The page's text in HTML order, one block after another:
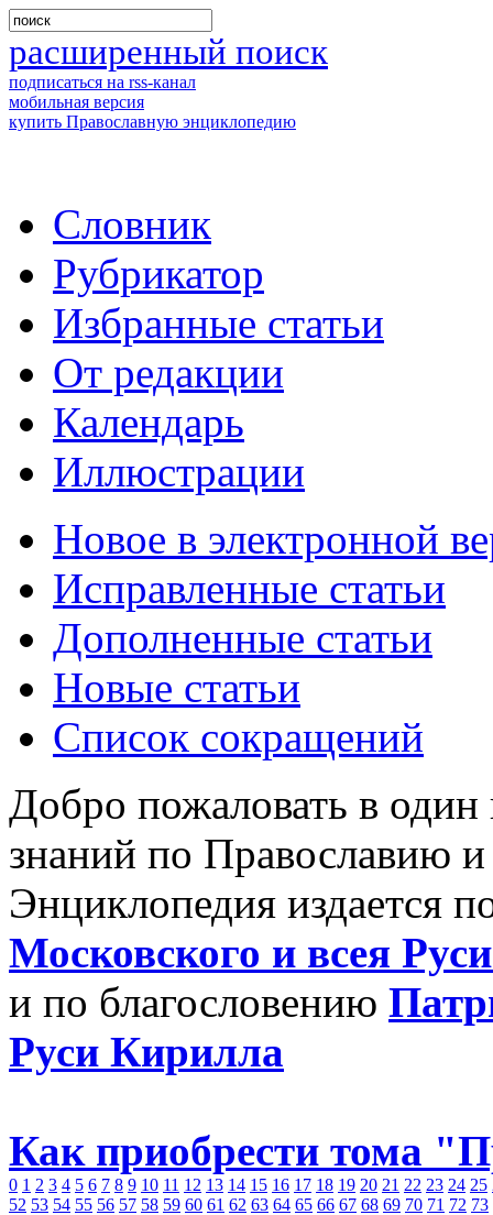
расширенный поиск
подписаться на rss-канал
мобильная версия
купить Православную энциклопедию
Словник
Рубрикатор
Избранные статьи
От редакции
Календарь
Иллюстрации
Новое в электронной
Исправленные статьи
Дополненные статьи
Новые статьи
Список сокращений
Добро пожаловать в
знаний по Православию
Энциклопедия издается
Московского и всея
и по благословению
Руси Кирилла
Как приобрести тома
0 1 2 3 4 5 6 7 8 9 10 11 12 13 14 15 16 17 18 19 20 21 22 23 24 25
52 53 54 55 56 57 58 59 60 61 62 63 64 65 66 67 68 69 70 71 72 73